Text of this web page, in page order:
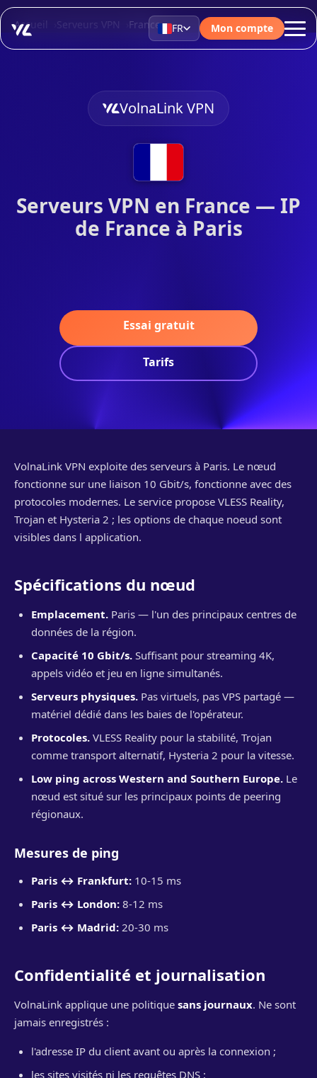
FR Mon compte
Accueil Serveurs VPN France
VolnaLink VPN
Serveurs VPN en France — IP
de France à Paris
Essai gratuit
Tarifs
VolnaLink VPN exploite des serveurs à Paris. Le nœud
fonctionne sur une liaison 10 Gbit/s, fonctionne avec des
protocoles modernes. Le service propose VLESS Reality,
Trojan et Hysteria 2 ; les options de chaque noeud sont
visibles dans l application.
Spécifications du nœud
Emplacement. Paris — l'un des principaux centres de
données de la région.
Capacité 10 Gbit/s. Suffisant pour streaming 4K,
appels vidéo et jeu en ligne simultanés.
Serveurs physiques. Pas virtuels, pas VPS partagé —
matériel dédié dans les baies de l'opérateur.
Protocoles. VLESS Reality pour la stabilité, Trojan
comme transport alternatif, Hysteria 2 pour la vitesse.
Low ping across Western and Southern Europe. Le
nœud est situé sur les principaux points de peering
régionaux.
Mesures de ping
Paris ↔ Frankfurt: 10-15 ms
Paris ↔ London: 8-12 ms
Paris ↔ Madrid: 20-30 ms
Confidentialité et journalisation
VolnaLink applique une politique sans journaux. Ne sont
jamais enregistrés :
l'adresse IP du client avant ou après la connexion ;
les sites visités ni les requêtes DNS ;